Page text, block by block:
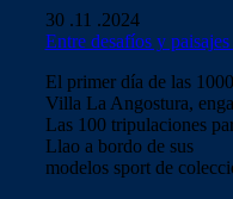
30 .11 .2024
Entre desafíos y
El primer día de las
Villa La Angostura,
Las 100 tripulaciones
Llao a bordo de sus
modelos sport de